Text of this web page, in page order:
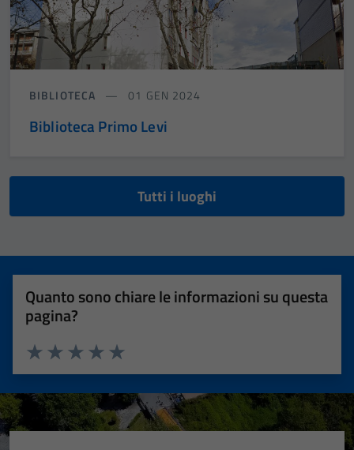
BIBLIOTECA 01 GEN 2024
Biblioteca Primo Levi
Tutti i luoghi
Quanto sono chiare le informazioni su questa
pagina?
Valuta 5 stelle su 5
Valuta 4 stelle su 5
Valuta 3 stelle su 5
Valuta 2 stelle su 5
Valuta 1 stelle su 5